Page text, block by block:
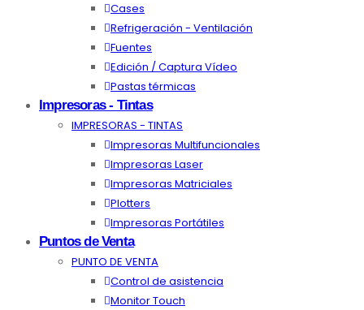
Cases
Refrigeración - Ventilación
Fuentes
Edición / Captura Vídeo
Pastas térmicas
Impresoras - Tintas
IMPRESORAS - TINTAS
Impresoras Multifuncionales
Impresoras Laser
Impresoras Matriciales
Plotters
Impresoras Portátiles
Puntos de Venta
PUNTO DE VENTA
Control de asistencia
Monitor Touch